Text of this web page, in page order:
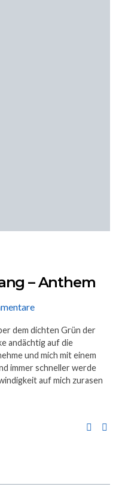
– Anthem
dem dichten Grün der
andächtig auf die
und mich mit einem
immer schneller werde
auf mich zurasen